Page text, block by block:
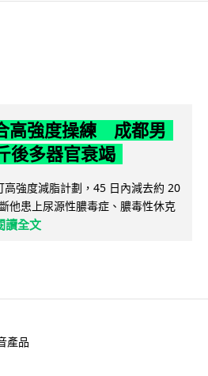
高強度操練 成都男
後多器官衰竭
強度減脂計劃，45 日內減去約 20
他患上尿源性膿毒症、膿毒性休克
讀全文
產品